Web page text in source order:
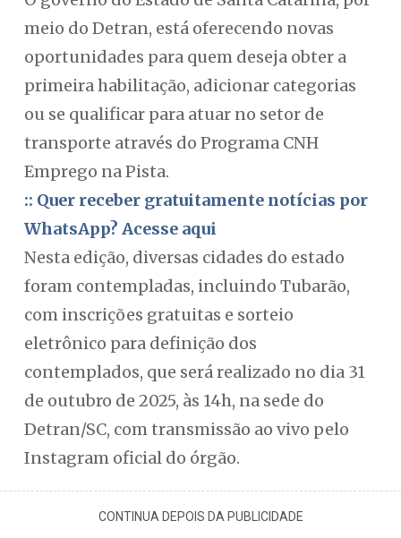
meio do Detran, está oferecendo novas
oportunidades para quem deseja obter a
primeira habilitação, adicionar categorias
ou se qualificar para atuar no setor de
transporte através do Programa CNH
Emprego na Pista.
:: Quer receber gratuitamente notícias por
WhatsApp? Acesse aqui
Nesta edição, diversas cidades do estado
foram contempladas, incluindo Tubarão,
com inscrições gratuitas e sorteio
eletrônico para definição dos
contemplados, que será realizado no dia 31
de outubro de 2025, às 14h, na sede do
Detran/SC, com transmissão ao vivo pelo
Instagram oficial do órgão.
CONTINUA DEPOIS DA PUBLICIDADE